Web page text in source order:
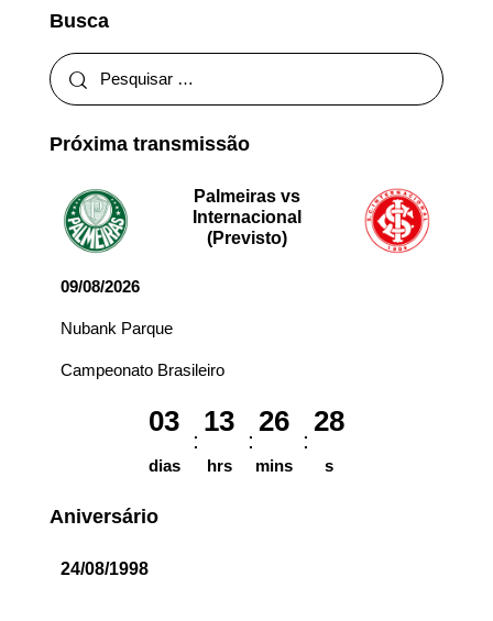
Busca
Próxima transmissão
Palmeiras vs
Internacional
(Previsto)
09/08/2026
Nubank Parque
Campeonato Brasileiro
03
dias
13
hrs
26
mins
28
s
Aniversário
24/08/1998